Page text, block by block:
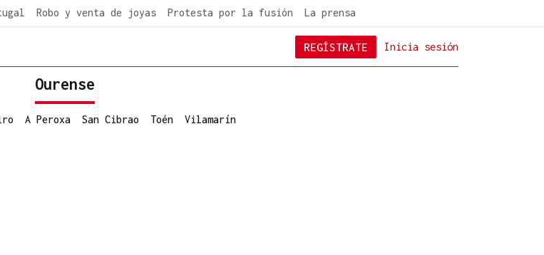
Robo y venta de joyas Protesta por la fusión La prensa
Inicia sesión
REGÍSTRATE
Ourense
A Peroxa San Cibrao Toén Vilamarín